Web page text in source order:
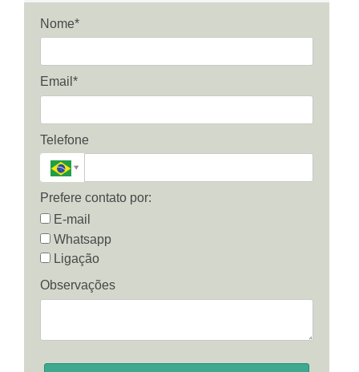
Nome*
Email*
Telefone
Prefere contato por:
E-mail
Whatsapp
Ligação
Observações